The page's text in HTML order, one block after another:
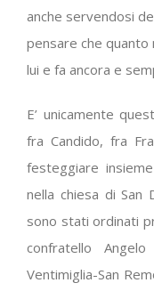
anche servendosi
pensare che quanto
lui e fa ancora e
E’ unicamente
fra Candido, fra
festeggiare
nella chiesa di San
sono stati ordinati
confratello
Ventimiglia-San